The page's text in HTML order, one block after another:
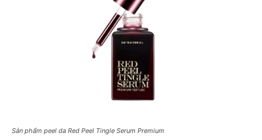
Sản phẩm peel da Red Peel Tingle Serum Premium